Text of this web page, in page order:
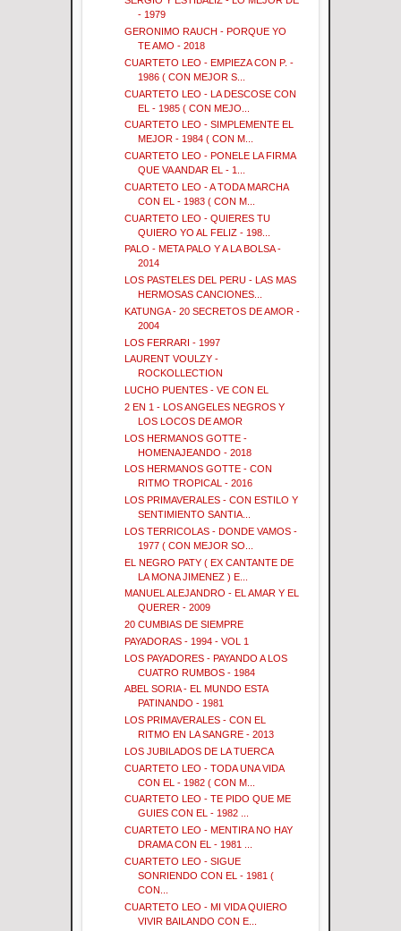
- 1979
GERONIMO RAUCH - PORQUE YO
TE AMO - 2018
CUARTETO LEO - EMPIEZA CON P. -
1986 ( CON MEJOR S...
CUARTETO LEO - LA DESCOSE CON
EL - 1985 ( CON MEJO...
CUARTETO LEO - SIMPLEMENTE EL
MEJOR - 1984 ( CON M...
CUARTETO LEO - PONELE LA FIRMA
QUE VA ANDAR EL - 1...
CUARTETO LEO - A TODA MARCHA
CON EL - 1983 ( CON M...
CUARTETO LEO - QUIERES TU
QUIERO YO AL FELIZ - 198...
PALO - META PALO Y A LA BOLSA -
2014
LOS PASTELES DEL PERU - LAS MAS
HERMOSAS CANCIONES...
KATUNGA - 20 SECRETOS DE AMOR -
2004
LOS FERRARI - 1997
LAURENT VOULZY -
ROCKOLLECTION
LUCHO PUENTES - VE CON EL
2 EN 1 - LOS ANGELES NEGROS Y
LOS LOCOS DE AMOR
LOS HERMANOS GOTTE -
HOMENAJEANDO - 2018
LOS HERMANOS GOTTE - CON
RITMO TROPICAL - 2016
LOS PRIMAVERALES - CON ESTILO Y
SENTIMIENTO SANTIA...
LOS TERRICOLAS - DONDE VAMOS -
1977 ( CON MEJOR SO...
EL NEGRO PATY ( EX CANTANTE DE
LA MONA JIMENEZ ) E...
MANUEL ALEJANDRO - EL AMAR Y EL
QUERER - 2009
20 CUMBIAS DE SIEMPRE
PAYADORAS - 1994 - VOL 1
LOS PAYADORES - PAYANDO A LOS
CUATRO RUMBOS - 1984
ABEL SORIA - EL MUNDO ESTA
PATINANDO - 1981
LOS PRIMAVERALES - CON EL
RITMO EN LA SANGRE - 2013
LOS JUBILADOS DE LA TUERCA
CUARTETO LEO - TODA UNA VIDA
CON EL - 1982 ( CON M...
CUARTETO LEO - TE PIDO QUE ME
GUIES CON EL - 1982 ...
CUARTETO LEO - MENTIRA NO HAY
DRAMA CON EL - 1981 ...
CUARTETO LEO - SIGUE
SONRIENDO CON EL - 1981 (
CON...
CUARTETO LEO - MI VIDA QUIERO
VIVIR BAILANDO CON E...